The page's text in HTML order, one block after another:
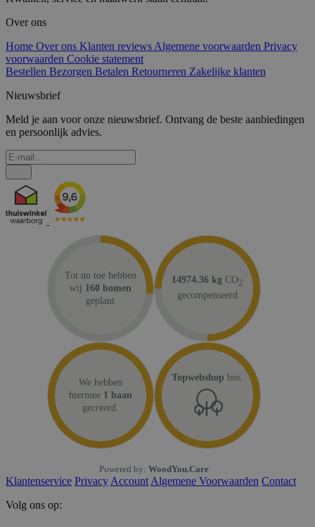
Over ons
Home Over ons Klanten reviews Algemene voorwaarden Privacy
voorwaarden Cookie statement
Bestellen Bezorgen Betalen Retourneren Zakelijke klanten
Nieuwsbrief
Meld je aan voor onze nieuwsbrief. Ontvang de beste aanbiedingen
en persoonlijk advies.
Tot nu toe hebben
wij 160 bomen
geplant
14974.36 kg CO2
gecompenseerd
We hebben
hiermee 1 baan
gecreerd.
Topwebshop bos.
Powered by: WoodYou.Care
Klantenservice Privacy Account Algemene Voorwaarden Contact
Volg ons op: